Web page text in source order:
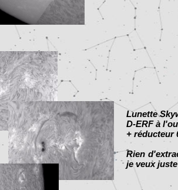
Lunette
D-ERF à
+ réducteur
Rien
je veux